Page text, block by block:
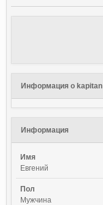
Информация о kapitan
Информация
Имя
Евгений
Пол
Мужчина